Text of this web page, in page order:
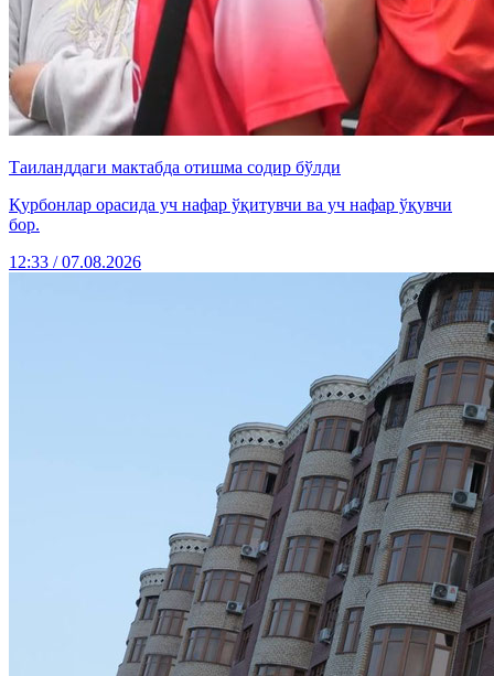
Таиланддаги мактабда отишма содир бўлди
Қурбонлар орасида уч нафар ўқитувчи ва уч нафар ўқувчи
бор.
12:33 / 07.08.2026